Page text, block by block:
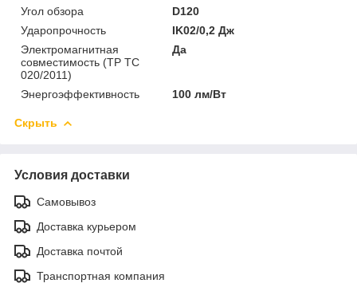
Угол обзора
D120
Ударопрочность
IK02/0,2 Дж
Электромагнитная
совместимость (ТР ТС
020/2011)
Да
Энергоэффективность 100 лм/Вт
Скрыть
Условия доставки
Самовывоз
Доставка курьером
Доставка почтой
Транспортная компания